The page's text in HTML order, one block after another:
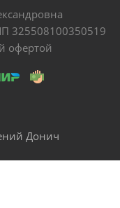
325508100350519
офертой
Донич